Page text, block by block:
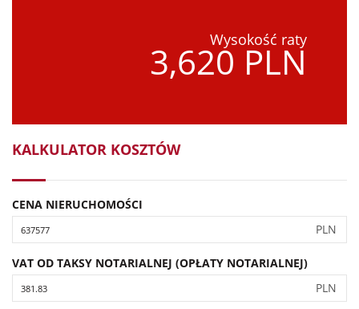
Wysokość raty
3,620 PLN
KALKULATOR KOSZTÓW
CENA NIERUCHOMOŚCI
PLN
VAT OD TAKSY NOTARIALNEJ (OPŁATY NOTARIALNEJ)
PLN